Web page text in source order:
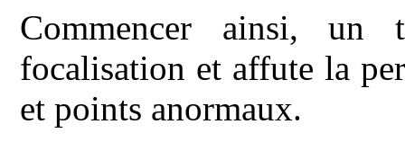
Commencer ainsi,
focalisation et affute la
et points anormaux.